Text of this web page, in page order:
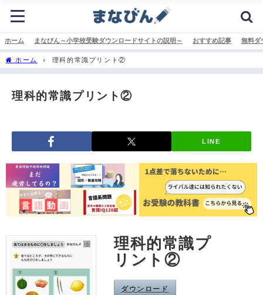
ホーム まなびん～小学校受験ダウンロードサイトの説明～ おすすめ記事 無料ダ
ホーム 理科的常識プリント②
理科的常識プリント②
LINE
理科的常識プ
リント②
ダウンロード